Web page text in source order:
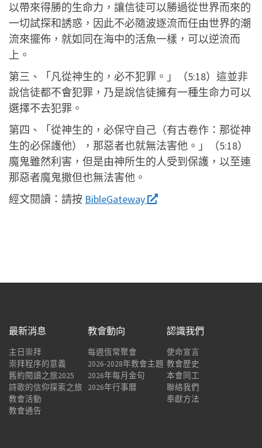
以帶來得勝的生命力，讓信徒可以勝過從世界而來的
一切試探和誘惑，因此不必隨波逐流而任由世界的潮
流來擺佈，就如同在海中的活魚一樣，可以逆流而
上。
第三、「凡從神生的，必不犯罪。」（5:18）這並非
說信徒都不會犯罪，乃是說信徒擁有一種生命力可以
選擇不去犯罪。
第四、「從神生的，必保守自己（有古卷作：那從神
生的必保護他），那惡者也就無法害他。」（5:18）
魔鬼雖然利害，但是由神所生的人受到保護，以至連
那惡者魔鬼撒但也無法害他。
經文閱讀： 請按 BibleGateway
最新消息
主日崇拜
崇拜程序的意義
舊約閱讀之旅2025
詩歌的信仰探索之旅
教會活動
教會通告
教會動向
每週恆常聚會
2026-2028年教會主題
2026年每月金句
2026年行事曆
認識我們
使命宣言
教會歷史
本會同工
聯絡我們
奉獻方法